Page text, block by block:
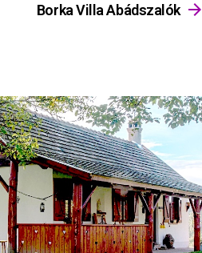
Borka Villa Abádszalók